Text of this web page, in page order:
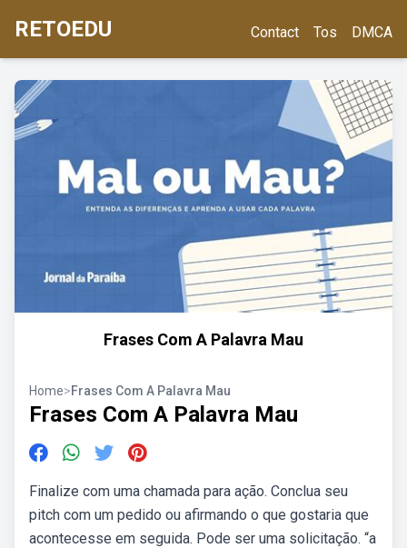
RETOEDU Contact Tos DMCA
Frases Com A Palavra Mau
Home>Frases Com A Palavra Mau
Frases Com A Palavra Mau
Finalize com uma chamada para ação. Conclua seu
pitch com um pedido ou afirmando o que gostaria que
acontecesse em seguida. Pode ser uma solicitação. “a